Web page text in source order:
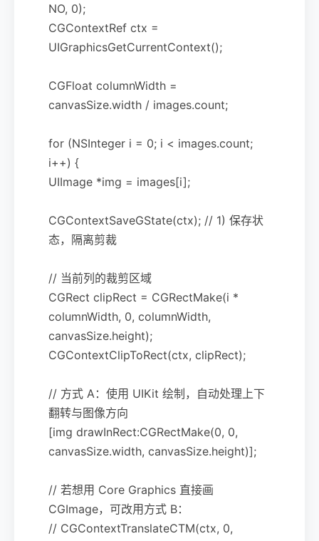
NO, 0);
CGContextRef ctx =
UIGraphicsGetCurrentContext();
CGFloat columnWidth =
canvasSize.width / images.count;
for (NSInteger i = 0; i < images.count;
i++) {
UIImage *img = images[i];
CGContextSaveGState(ctx); // 1) 保存状
态，隔离剪裁
// 当前列的裁剪区域
CGRect clipRect = CGRectMake(i *
columnWidth, 0, columnWidth,
canvasSize.height);
CGContextClipToRect(ctx, clipRect);
// 方式 A：使用 UIKit 绘制，自动处理上下
翻转与图像方向
[img drawInRect:CGRectMake(0, 0,
canvasSize.width, canvasSize.height)];
// 若想用 Core Graphics 直接画
CGImage，可改用方式 B：
// CGContextTranslateCTM(ctx, 0,